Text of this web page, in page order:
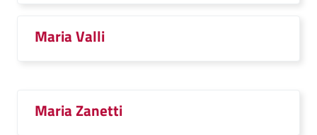
Maria Valli
Maria Zanetti